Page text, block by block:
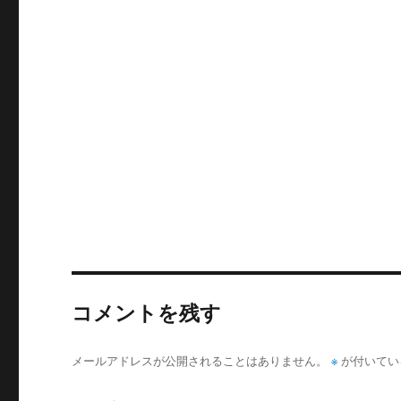
コメントを残す
メールアドレスが公開されることはありません。 ※ が付いて